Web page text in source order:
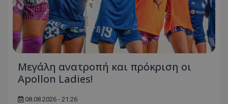
Μεγάλη ανατροπή και πρόκριση οι
Apollon Ladies!
08.08.2026 - 21:26